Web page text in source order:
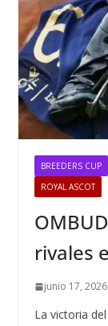
BREEDERS CUP
ROYAL ASCOT
rivales
junio 17, 2026
La victoria